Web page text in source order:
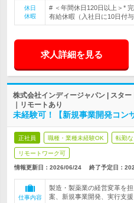
休日
休暇
# ＜年間休日120日以上＞*
有給休暇（入社日に10日付
求人詳細を見る
株式会社インディージャパン | スタ
｜リモートあり
未経験可！【新規事業開発コン
正社員 職種・業種未経験OK 転勤な
リモートワーク可
情報更新日：2026/06/24 終了予定日：
仕事内容
製造・製薬業の経営変革を
案、新規事業開発、実行支